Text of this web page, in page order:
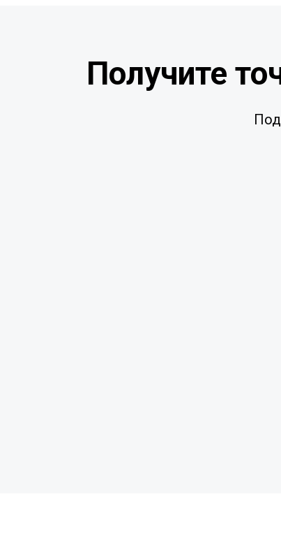
Получите